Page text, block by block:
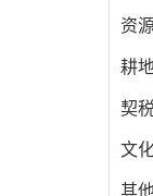
资
耕
契税
文
其